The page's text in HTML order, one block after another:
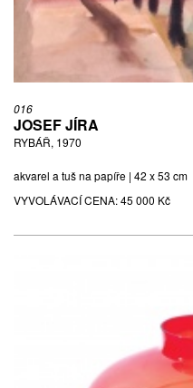
016
JOSEF JÍRA
RYBÁŘ, 1970
akvarel a tuš na papíře | 42 x 53 cm
VYVOLÁVACÍ CENA:45 000 Kč